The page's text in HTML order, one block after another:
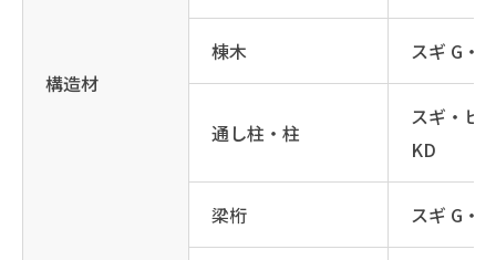
構造材
棟木 スギ G・
通し柱・柱
スギ・ヒ
KD
梁桁 スギ G・